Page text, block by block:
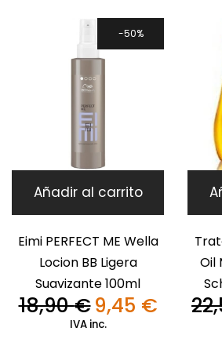
50%
Añadir al carrito
Eimi PERFECT ME Wella
Locion BB Ligera
Suavizante 100ml
18,90€ El
precio
9,45 €El
IVA inc.
Oil